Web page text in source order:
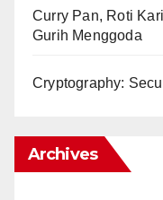
Curry Pan, Roti
Gurih Menggoda
Cryptography:
Archives